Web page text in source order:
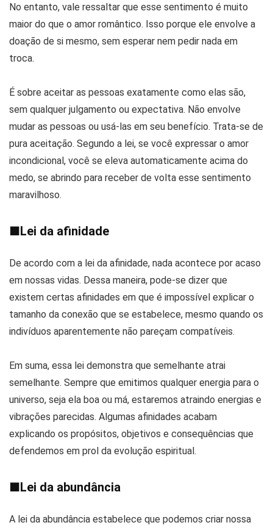
No entanto, vale ressaltar que esse sentimento é muito
maior do que o amor romântico. Isso porque ele envolve a
doação de si mesmo, sem esperar nem pedir nada em
troca.
É sobre aceitar as pessoas exatamente como elas são,
sem qualquer julgamento ou expectativa. Não envolve
mudar as pessoas ou usá-las em seu benefício. Trata-se de
pura aceitação. Segundo a lei, se você expressar o amor
incondicional, você se eleva automaticamente acima do
medo, se abrindo para receber de volta esse sentimento
maravilhoso.
■Lei da afinidade
De acordo com a lei da afinidade, nada acontece por acaso
em nossas vidas. Dessa maneira, pode-se dizer que
existem certas afinidades em que é impossível explicar o
tamanho da conexão que se estabelece, mesmo quando os
indivíduos aparentemente não pareçam compatíveis.
Em suma, essa lei demonstra que semelhante atrai
semelhante. Sempre que emitimos qualquer energia para o
universo, seja ela boa ou má, estaremos atraindo energias e
vibrações parecidas. Algumas afinidades acabam
explicando os propósitos, objetivos e consequências que
defendemos em prol da evolução espiritual.
■Lei da abundância
A lei da abundância estabelece que podemos criar nossa